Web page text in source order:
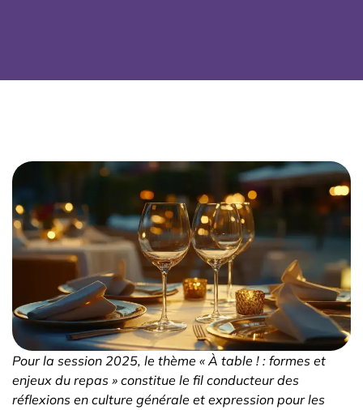
Pour la session 2025, le thème « À table ! : formes et
enjeux du repas » constitue le fil conducteur des
réflexions en culture générale et expression pour les